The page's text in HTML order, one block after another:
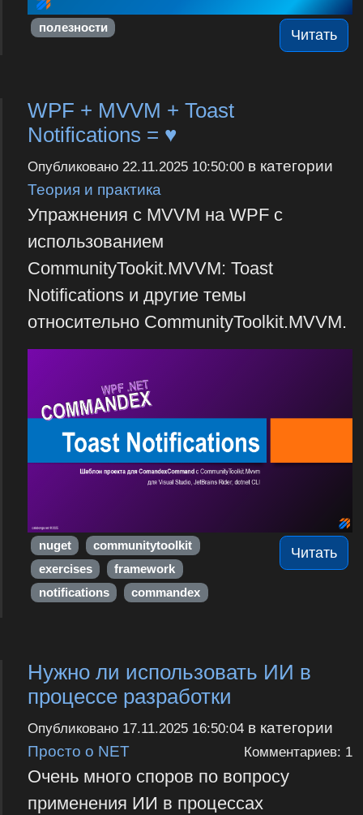
Читать
полезности
WPF + MVVM + Toast
Notifications = ♥
Опубликовано 22.11.2025 10:50:00в категории
Теория и практика
Упражнения с MVVM на WPF с
использованием
CommunityTookit.MVVM: Toast
Notifications и другие темы
относительно CommunityToolkit.MVVM.
Читать
nuget
communitytoolkit
exercises
framework
notifications
commandex
Нужно ли использовать ИИ в
процессе разработки
Опубликовано 17.11.2025 16:50:04в категории
Просто о NET
Комментариев: 1
Очень много споров по вопросу
применения ИИ в процессах